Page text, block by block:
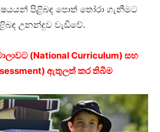
පිළිබඳ පොත් තෝරා ගැනීමට
උනන්දුව වැඩිවේ.
(National Curriculum) සහ
ඇතුලත් කර තිබීම